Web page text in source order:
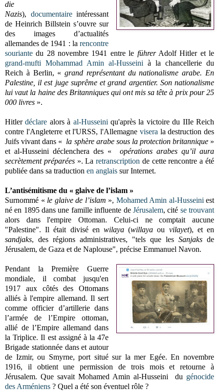
die
Nazis), documentaireintéressant
de Heinrich Billstein s’ouvre sur
des images d’actualités
allemandes de 1941 : larencontre
souriante du 28 novembre 1941 entre le führerAdolf Hitler et le
grand-mufti Mohammad Amin al-Husseini à la chancellerie du
Reich à Berlin, «grand représentant du nationalisme arabe. En
Palestine, il est juge suprême et grand argentier. Son nationalisme
lui vaut la haine des Britanniques qui ont mis sa tête à prix pour 25
000 livres ».
Hitlerdéclare alors à al-Husseiniqu'après la victoire du IIIe Reich
contre l'Angleterre et l'URSS, l'Allemagne visera la destruction des
Juifs vivant dans « la sphère arabe sous la protection britannique»
et al-Husseini déclenchera des « opérations arabes qu’il aura
secrètement préparées». Laretranscription de cette rencontre a été
publiée dans sa traduction en anglais sur Internet.
L’antisémitisme du « glaive de l’islam »
Surnommé « le glaive de l’islam », Mohamed Amin al-Husseini est
né en 1895 dans une famille influente de Jérusalem, cité se trouvant
alors dans l'empire Ottoman. Celui-ci ne comptait aucune
"Palestine". Il était divisé en wilaya (willayaou vilayet), et en
sandjaks, des régions administratives, "tels que les Sanjaks de
Jérusalem, de Gaza et de Naplouse", précise Emmanuel Navon.
Pendant la Première Guerre
mondiale, il combat jusqu'en
1917 aux côtés des Ottomans
alliés à l'empire allemand. Il sert
comme officier d’artillerie dans
l’armée de l’Empire ottoman,
allié de l’Empire allemand dans
la Triplice. Il est assigné à la 47e
Brigade stationnée dans et autour
de Izmir, ou Smyrne, port situé sur la mer Egée. En novembre
1916, il obtient une permission de trois mois et retourne à
Jérusalem. Que savait Mohamed Amin al-Husseini du génocide
des Arméniens ? Quel a été son éventuel rôle ?